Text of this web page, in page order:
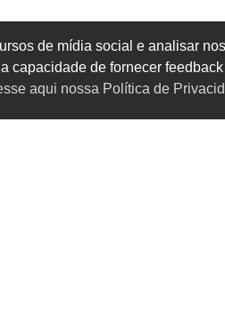
de mídia social e analisar
de fornecer
aqui nossa Política de